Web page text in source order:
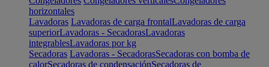
horizontales
Lavadoras Lavadoras de carga frontalLavadoras de carga
superiorLavadoras - SecadorasLavadoras
integrablesLavadoras por kg
Secadoras Lavadoras - SecadorasSecadoras con bomba de
calorSecadoras de condensaciónSecadoras de